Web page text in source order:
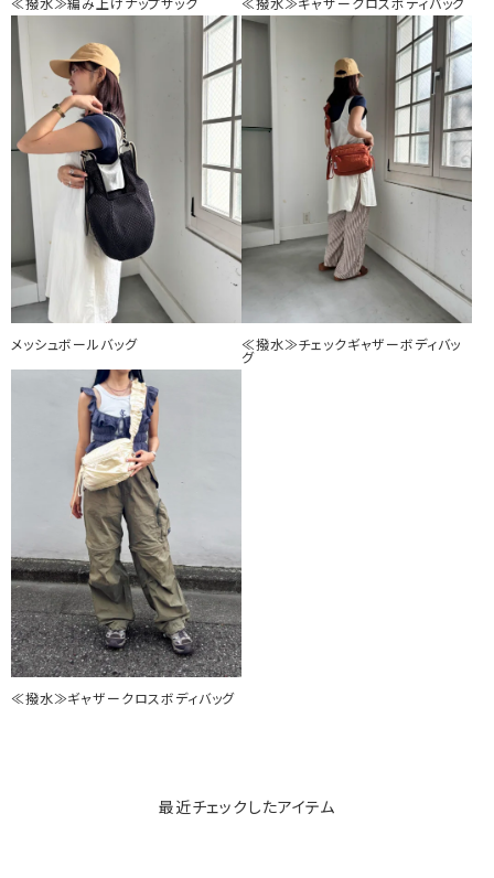
≪撥水≫編み上げナップサック ≪撥水≫ギャザークロスボディバッグ
メッシュボールバッグ
≪撥水≫チェックギャザーボディバッ
グ
≪撥水≫ギャザークロスボディバッグ
最近チェックしたアイテム